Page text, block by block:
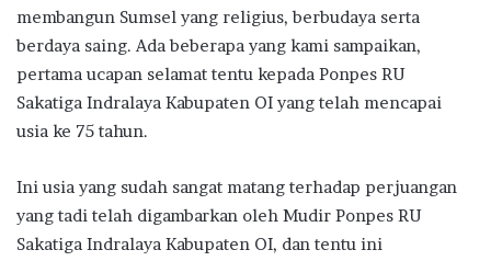
membangun Sumsel yang religius, berbudaya serta
berdaya saing. Ada beberapa yang kami sampaikan,
pertama ucapan selamat tentu kepada Ponpes RU
Sakatiga Indralaya Kabupaten OI yang telah mencapai
usia ke 75 tahun.
Ini usia yang sudah sangat matang terhadap perjuangan
yang tadi telah digambarkan oleh Mudir Ponpes RU
Sakatiga Indralaya Kabupaten OI, dan tentu ini